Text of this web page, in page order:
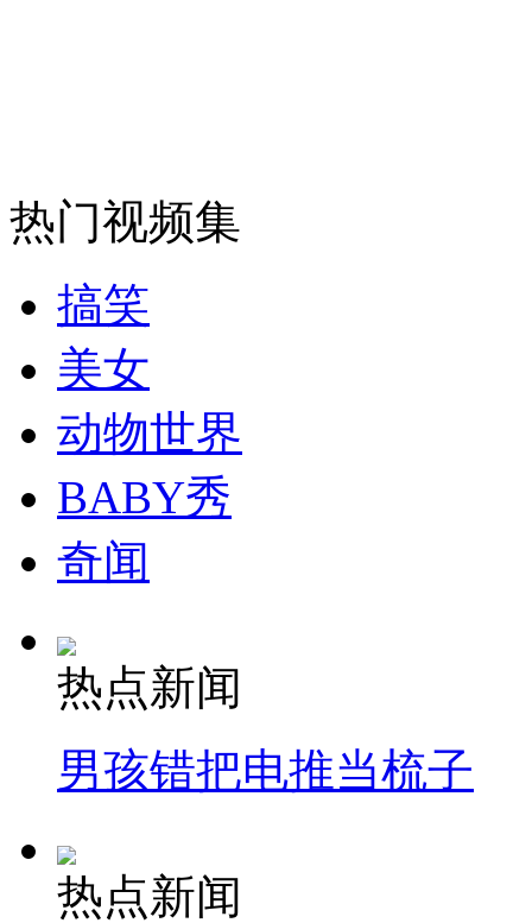
安徽一实载49人客车翻车
走！跟着总书记去植树
消防员救轻生者 花炮节热闹非凡
司机酒驾遇交警 急速倒车逃窜
热门视频集
搞笑
美女
动物世界
BABY秀
奇闻
热点新闻
男孩错把电推当梳子
热点新闻